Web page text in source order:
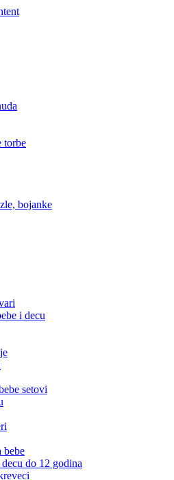
torbe
bojanke
i decu
setovi
bebe
do 12 godina